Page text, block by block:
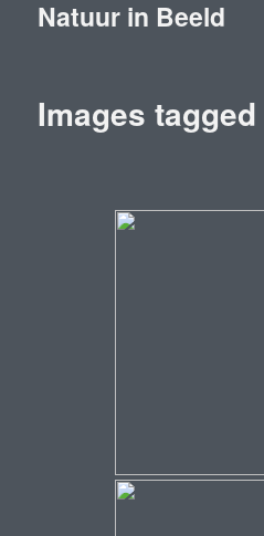
Natuur in Beeld
Images